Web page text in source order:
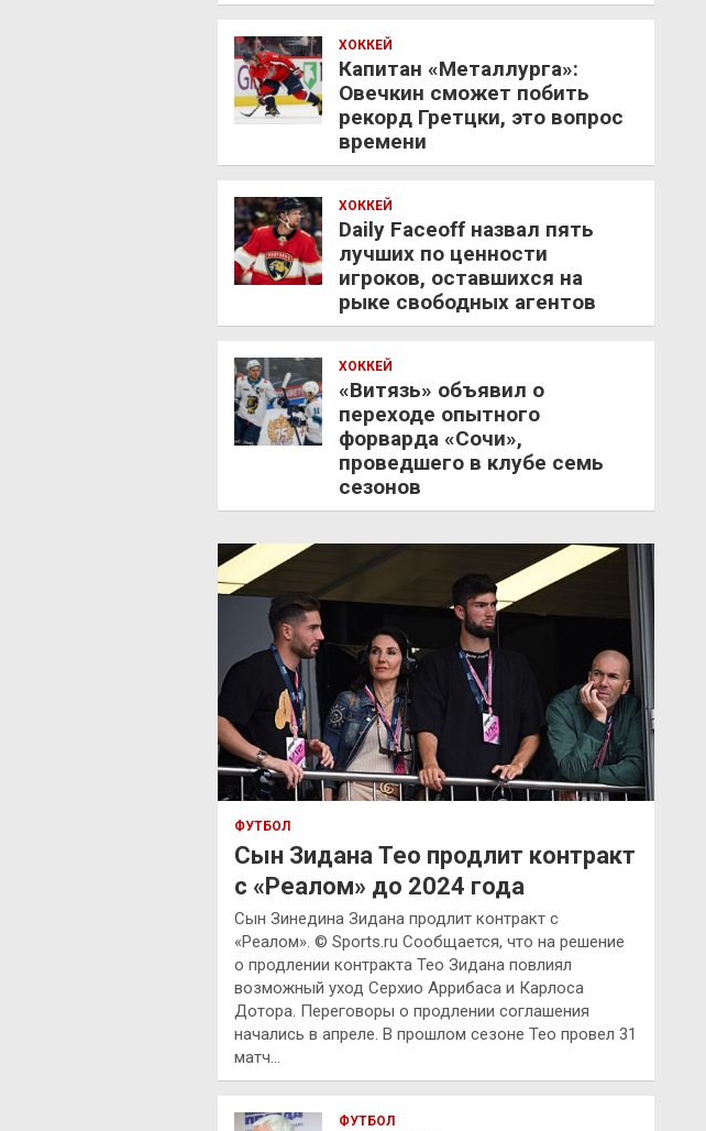
ХОККЕЙ
Капитан «Металлурга»:
Овечкин сможет побить
рекорд Гретцки, это вопрос
времени
ХОККЕЙ
Daily Faceoff назвал пять
лучших по ценности
игроков, оставшихся на
рыке свободных агентов
ХОККЕЙ
«Витязь» объявил о
переходе опытного
форварда «Сочи»,
проведшего в клубе семь
сезонов
ФУТБОЛ
Сын Зидана Тео продлит контракт
с «Реалом» до 2024 года
Сын Зинедина Зидана продлит контракт с
«Реалом». © Sports.ru Сообщается, что на решение
о продлении контракта Тео Зидана повлиял
возможный уход Серхио Аррибаса и Карлоса
Дотора. Переговоры о продлении соглашения
начались в апреле. В прошлом сезоне Тео провел 31
матч…
ФУТБОЛ